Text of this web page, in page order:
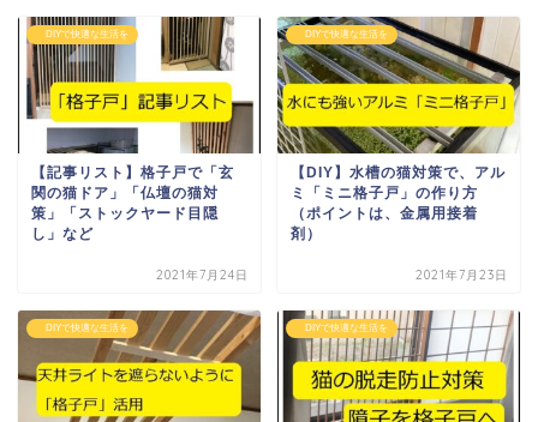
DIYで快適な生活を
【記事リスト】格子戸で「玄
関の猫ドア」「仏壇の猫対
策」「ストックヤード目隠
し」など
2021年7月24日
DIYで快適な生活を
【DIY】水槽の猫対策で、アル
ミ「ミニ格子戸」の作り方
（ポイントは、金属用接着
剤）
2021年7月23日
DIYで快適な生活を DIYで快適な生活を